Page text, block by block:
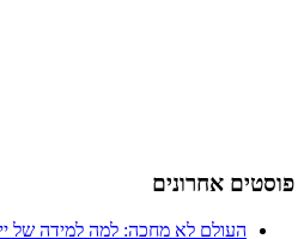
פוסטים אחרונים